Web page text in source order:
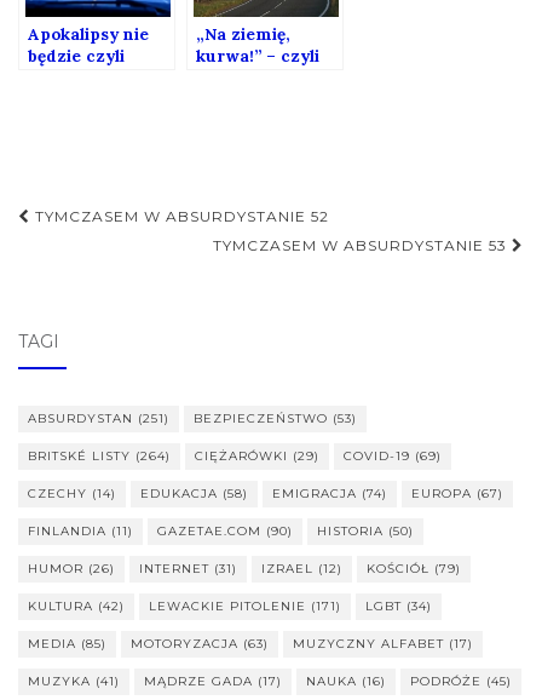
Apokalipsy nie
będzie czyli
„Na ziemię,
kurwa!” – czyli
Nawigacja
TYMCZASEM W ABSURDYSTANIE 52
TYMCZASEM W ABSURDYSTANIE 53
TAGI
ABSURDYSTAN (251) BEZPIECZEŃSTWO (53)
BRITSKÉ LISTY (264) CIĘŻARÓWKI (29) COVID-19 (69)
CZECHY (14) EDUKACJA (58) EMIGRACJA (74) EUROPA (67)
FINLANDIA (11) GAZETAE.COM (90) HISTORIA (50)
HUMOR (26) INTERNET (31) IZRAEL (12) KOŚCIÓŁ (79)
KULTURA (42) LEWACKIE PITOLENIE (171) LGBT (34)
MEDIA (85) MOTORYZACJA (63) MUZYCZNY ALFABET (17)
MUZYKA (41) MĄDRZE GADA (17) NAUKA (16) PODRÓŻE (45)